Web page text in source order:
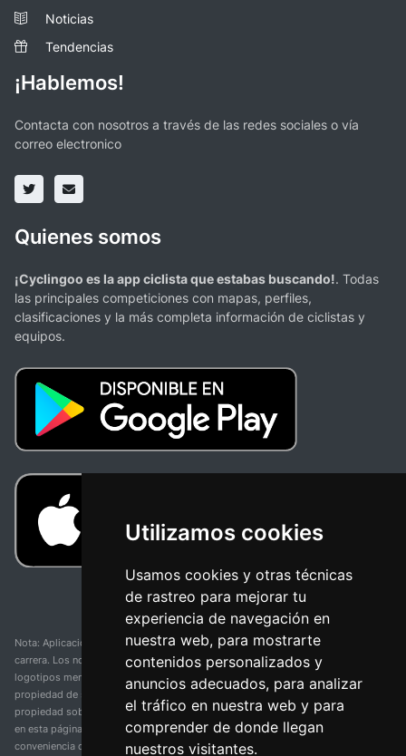
Utilizamos cookies
Usamos cookies y otras técnicas
de rastreo para mejorar tu
experiencia de navegación en
nuestra web, para mostrarte
contenidos personalizados y
anuncios adecuados, para analizar
el tráfico en nuestra web y para
comprender de donde llegan
nuestros visitantes.
Noticias
Tendencias
¡Hablemos!
Contacta con nosotros a través de las redes sociales o vía
correo electronico
Quienes somos
¡Cyclingoo es la app ciclista que estabas buscando!. Todas
las principales competiciones con mapas, perfiles,
clasificaciones y la más completa información de ciclistas y
equipos.
Nota: Aplicación y web no oficial y no relacionada con ninguna organización o
carrera. Los nombres de equipos, competiciones, marcas comerciales y
logotipos mencionados en esta página de resultados de ciclismo son
propiedad de sus respectivos dueños. No tenemos afiliación, patrocinio ni
propiedad sobre estas marcas comerciales. Toda la información proporcionada
en esta página se presenta únicamente con fines informativos y para la
conveniencia de nuestros usuarios. Cualquier uso de nombres, marcas